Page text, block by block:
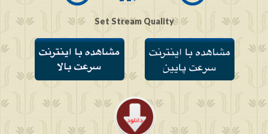
Set Stream Quality